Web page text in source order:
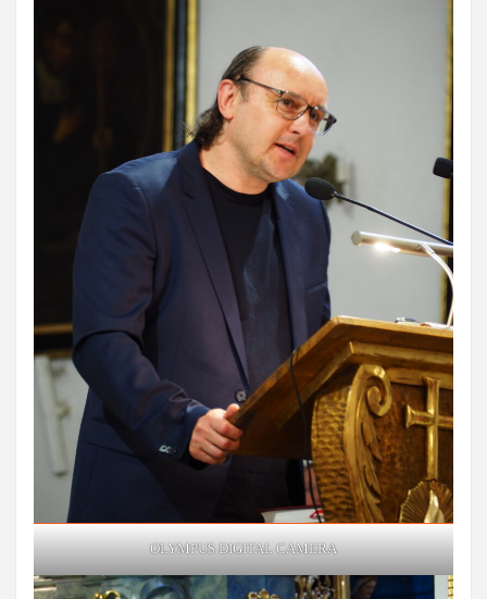
OLYMPUS DIGITAL CAMERA